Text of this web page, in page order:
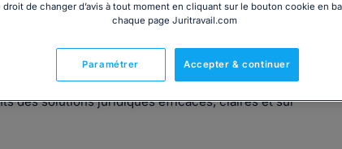
2008, fondatrice de la SELARLU Cabinet Tarlet.
du pôle droit civil d'un cabinet d'avocats
de créer sa propre structure.
des solutions juridiques efficaces, claires et sur
droit de changer d’avis à tout moment en cliquant sur le bouton cookie en
chaque page Juritravail.com
Accepter & continuer
Paramétrer